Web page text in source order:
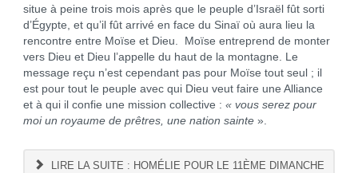
situe à peine trois mois après que le peuple d’Israël fût sorti
d’Égypte, et qu’il fût arrivé en face du Sinaï où aura lieu la
rencontre entre Moïse et Dieu. Moïse entreprend de monter
vers Dieu et Dieu l’appelle du haut de la montagne. Le
message reçu n’est cependant pas pour Moïse tout seul ; il
est pour tout le peuple avec qui Dieu veut faire une Alliance
et à qui il confie une mission collective : « vous serez pour
moi un royaume de prêtres, une nation sainte».
LIRE LA SUITE : HOMÉLIE POUR LE 11ÈME DIMANCHE